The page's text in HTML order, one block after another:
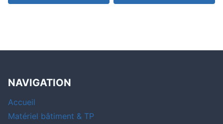
NAVIGATION
Accueil
Matériel bâtiment & TP